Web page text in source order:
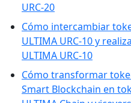
URC-20
Cómo intercambiar
ULTIMA URC-10 y
ULTIMA URC-10
Cómo transformar
Smart Blockchain en